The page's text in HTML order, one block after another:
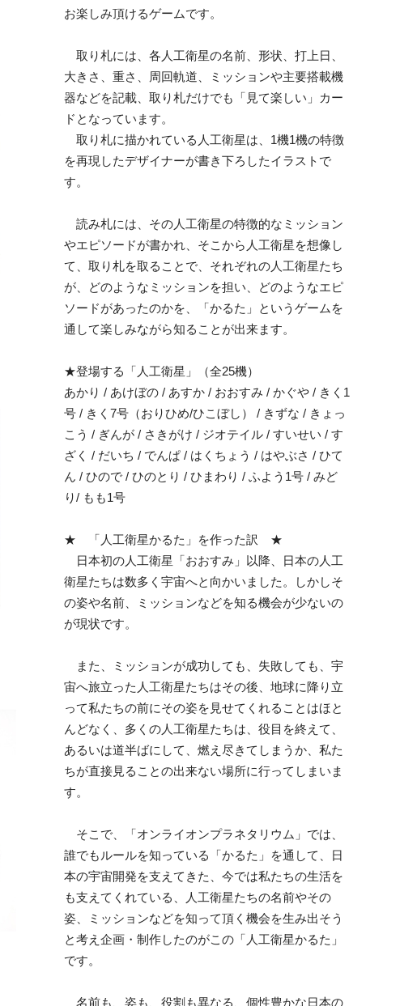
お楽しみ頂けるゲームです。
取り札には、各人工衛星の名前、形状、打上日、
大きさ、重さ、周回軌道、ミッションや主要搭載機
器などを記載、取り札だけでも「見て楽しい」カー
ドとなっています。
取り札に描かれている人工衛星は、1機1機の特徴
を再現したデザイナーが書き下ろしたイラストで
す。
読み札には、その人工衛星の特徴的なミッション
やエピソードが書かれ、そこから人工衛星を想像し
て、取り札を取ることで、それぞれの人工衛星たち
が、どのようなミッションを担い、どのようなエピ
ソードがあったのかを、「かるた」というゲームを
通して楽しみながら知ることが出来ます。
★登場する「人工衛星」（全25機）
あかり / あけぼの / あすか / おおすみ / かぐや / きく1
号 / きく7号（おりひめ/ひこぼし） / きずな / きょっ
こう / ぎんが / さきがけ / ジオテイル / すいせい / す
ざく / だいち / でんぱ / はくちょう / はやぶさ / ひて
ん / ひので / ひのとり / ひまわり / ふよう1号 / みど
り/ もも1号
★ 「人工衛星かるた」を作った訳 ★
日本初の人工衛星「おおすみ」以降、日本の人工
衛星たちは数多く宇宙へと向かいました。しかしそ
の姿や名前、ミッションなどを知る機会が少ないの
が現状です。
また、ミッションが成功しても、失敗しても、宇
宙へ旅立った人工衛星たちはその後、地球に降り立
って私たちの前にその姿を見せてくれることはほと
んどなく、多くの人工衛星たちは、役目を終えて、
あるいは道半ばにして、燃え尽きてしまうか、私た
ちが直接見ることの出来ない場所に行ってしまいま
す。
そこで、「オンライオンプラネタリウム」では、
誰でもルールを知っている「かるた」を通して、日
本の宇宙開発を支えてきた、今では私たちの生活を
も支えてくれている、人工衛星たちの名前やその
姿、ミッションなどを知って頂く機会を生み出そう
と考え企画・制作したのがこの「人工衛星かるた」
です。
名前も、姿も、役割も異なる、個性豊かな日本の